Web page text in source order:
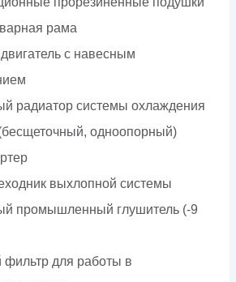
рама
с навесным
радиатор системы охлаждения
одноопорный)
выхлопной системы
промышленный глушитель (-9
для работы в